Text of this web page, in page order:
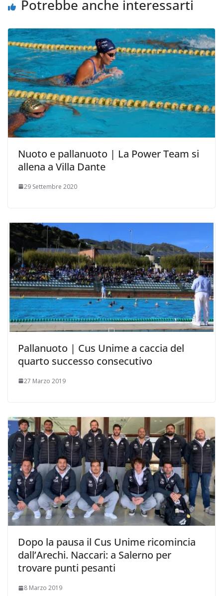
Potrebbe anche interessarti
Nuoto e pallanuoto | La Power Team si
allena a Villa Dante
29 Settembre 2020
Pallanuoto | Cus Unime a caccia del
quarto successo consecutivo
27 Marzo 2019
Dopo la pausa il Cus Unime ricomincia
dall’Arechi. Naccari: a Salerno per
trovare punti pesanti
8 Marzo 2019